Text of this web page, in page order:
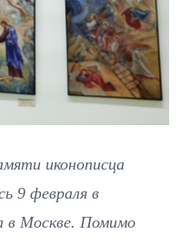
иконописца
9 февраля в
в Москве. Помимо